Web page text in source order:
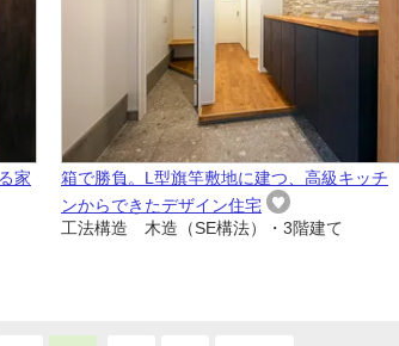
家
箱で勝負。L型旗竿敷地に建つ、高級キッチ
ンからできたデザイン住宅
工法構造 木造（SE構法）・3階建て